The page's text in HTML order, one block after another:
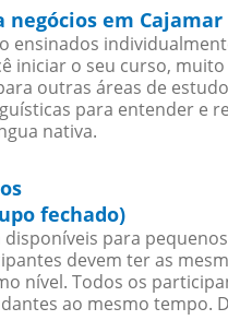
negócios em Cajamar
ensinados
iniciar o seu curso,
outras áreas de
para entender e
nativa.
fechado)
para
devem ter as
nível. Todos os
ao mesmo